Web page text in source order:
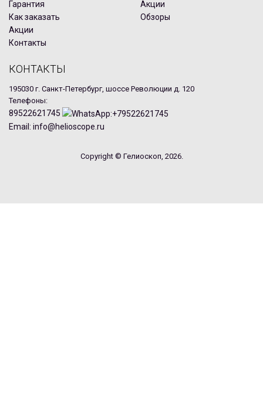
Гарантия
Как заказать
Акции
Контакты
Акции
Обзоры
КОНТАКТЫ
195030 г. Санкт-Петербург, шоссе Революции д. 120
Телефоны:
89522621745
Email: info@helioscope.ru
Copyright © Гелиоскоп, 2026.